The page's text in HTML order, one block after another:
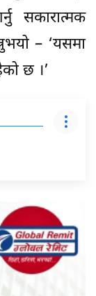
सकारात्मक
– ‘यसमा
छ ।’